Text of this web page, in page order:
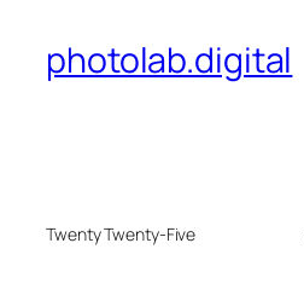
photolab.digital
Twenty Twenty-Five